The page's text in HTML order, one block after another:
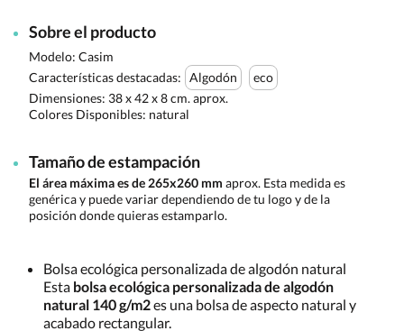
Sobre el producto
Modelo: Casim
Características destacadas: Algodón
eco
Dimensiones: 38 x 42 x 8 cm. aprox.
Colores Disponibles: natural
Tamaño de estampación
El área máxima es de 265x260 mm aprox. Esta medida es
genérica y puede variar dependiendo de tu logo y de la
posición donde quieras estamparlo.
Bolsa ecológica personalizada de algodón natural
Esta bolsa ecológica personalizada de algodón
natural 140 g/m2es una bolsa de aspecto natural y
acabado rectangular.